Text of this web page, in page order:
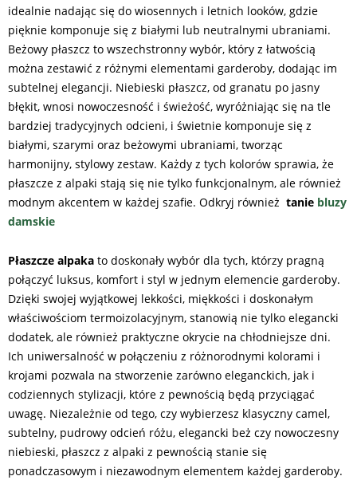
idealnie nadając się do wiosennych i letnich looków, gdzie
pięknie komponuje się z białymi lub neutralnymi ubraniami.
Beżowy płaszcz to wszechstronny wybór, który z łatwością
można zestawić z różnymi elementami garderoby, dodając im
subtelnej elegancji. Niebieski płaszcz, od granatu po jasny
błękit, wnosi nowoczesność i świeżość, wyróżniając się na tle
bardziej tradycyjnych odcieni, i świetnie komponuje się z
białymi, szarymi oraz beżowymi ubraniami, tworząc
harmonijny, stylowy zestaw. Każdy z tych kolorów sprawia, że
płaszcze z alpaki stają się nie tylko funkcjonalnym, ale również
modnym akcentem w każdej szafie. Odkryj również tanie bluzy
damskie
Płaszcze alpaka to doskonały wybór dla tych, którzy pragną
połączyć luksus, komfort i styl w jednym elemencie garderoby.
Dzięki swojej wyjątkowej lekkości, miękkości i doskonałym
właściwościom termoizolacyjnym, stanowią nie tylko elegancki
dodatek, ale również praktyczne okrycie na chłodniejsze dni.
Ich uniwersalność w połączeniu z różnorodnymi kolorami i
krojami pozwala na stworzenie zarówno eleganckich, jak i
codziennych stylizacji, które z pewnością będą przyciągać
uwagę. Niezależnie od tego, czy wybierzesz klasyczny camel,
subtelny, pudrowy odcień różu, elegancki beż czy nowoczesny
niebieski, płaszcz z alpaki z pewnością stanie się
ponadczasowym i niezawodnym elementem każdej garderoby.